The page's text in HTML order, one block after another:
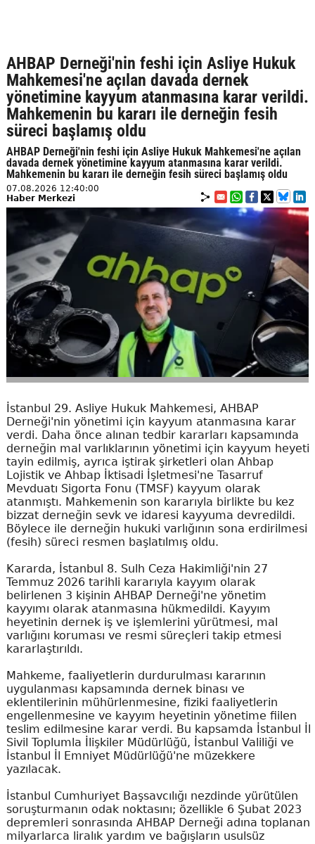
AHBAP Derneği'nin feshi için Asliye Hukuk
Mahkemesi'ne açılan davada dernek
yönetimine kayyum atanmasına karar verildi.
Mahkemenin bu kararı ile derneğin fesih
süreci başlamış oldu
AHBAP Derneği'nin feshi için Asliye Hukuk Mahkemesi'ne açılan
davada dernek yönetimine kayyum atanmasına karar verildi.
Mahkemenin bu kararı ile derneğin fesih süreci başlamış oldu
07.08.2026 12:40:00
Haber Merkezi
İstanbul 29. Asliye Hukuk Mahkemesi, AHBAP
Derneği'nin yönetimi için kayyum atanmasına karar
verdi. Daha önce alınan tedbir kararları kapsamında
derneğin mal varlıklarının yönetimi için kayyum heyeti
tayin edilmiş, ayrıca iştirak şirketleri olan Ahbap
Lojistik ve Ahbap İktisadi İşletmesi'ne Tasarruf
Mevduatı Sigorta Fonu (TMSF) kayyum olarak
atanmıştı. Mahkemenin son kararıyla birlikte bu kez
bizzat derneğin sevk ve idaresi kayyuma devredildi.
Böylece ile derneğin hukuki varlığının sona erdirilmesi
(fesih) süreci resmen başlatılmış oldu.
Kararda, İstanbul 8. Sulh Ceza Hakimliği'nin 27
Temmuz 2026 tarihli kararıyla kayyım olarak
belirlenen 3 kişinin AHBAP Derneği'ne yönetim
kayyımı olarak atanmasına hükmedildi. Kayyım
heyetinin dernek iş ve işlemlerini yürütmesi, mal
varlığını koruması ve resmi süreçleri takip etmesi
kararlaştırıldı.
Mahkeme, faaliyetlerin durdurulması kararının
uygulanması kapsamında dernek binası ve
eklentilerinin mühürlenmesine, fiziki faaliyetlerin
engellenmesine ve kayyım heyetinin yönetime fiilen
teslim edilmesine karar verdi. Bu kapsamda İstanbul İl
Sivil Toplumla İlişkiler Müdürlüğü, İstanbul Valiliği ve
İstanbul İl Emniyet Müdürlüğü'ne müzekkere
yazılacak.
İstanbul Cumhuriyet Başsavcılığı nezdinde yürütülen
soruşturmanın odak noktasını; özellikle 6 Şubat 2023
depremleri sonrasında AHBAP Derneği adına toplanan
milyarlarca liralık yardım ve bağışların usulsüz